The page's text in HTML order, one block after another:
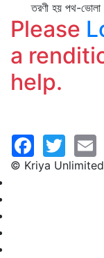
তরণী হয় পথ-
Please
a
help.
© Kriya